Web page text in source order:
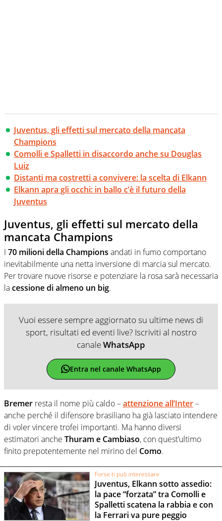
Juventus, gli effetti sul mercato della mancata
Champions
Comolli e Spalletti in disaccordo anche su Douglas
Luiz
Distanti ma costretti a convivere: la scelta di Elkann
Elkann apra gli occhi: in ballo c’è il futuro della
Juventus
Juventus, gli effetti sul mercato della
mancata Champions
I 70 milioni della Champions andati in fumo comportano
inevitabilmente una netta inversione di marcia sul mercato.
Per trovare nuove risorse e potenziare la rosa sarà necessaria
lacessione di almeno un big.
Vuoi essere sempre aggiornato su ultime news di
sport, risultati ed eventi live? Iscriviti al nostro
canaleWhatsApp
Entra nel canale WhatsApp
Bremer resta il nome più caldo –attenzione all’Inter–
anche perché il difensore brasiliano ha già lasciato intendere
di voler vincere trofei importanti. Ma hanno diversi
estimatori anche Thuram e Cambiaso, con quest’ultimo
finito prepotentemente nel mirino del Como.
Forse ti può interessare
Juventus, Elkann sotto assedio:
la pace “forzata” tra Comolli e
Spalletti scatena la rabbia e con
la Ferrari va pure peggio